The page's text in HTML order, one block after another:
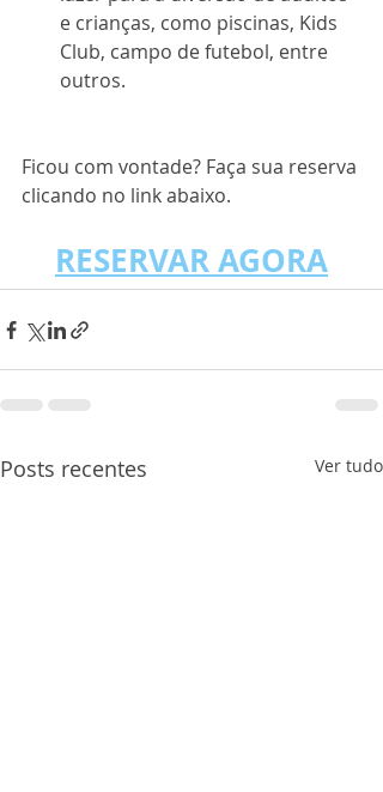
e crianças, como piscinas, Kids
Club, campo de futebol, entre
outros.
Ficou com vontade? Faça sua reserva
clicando no link abaixo.
RESERVAR AGORA
Posts recentes Ver tudo